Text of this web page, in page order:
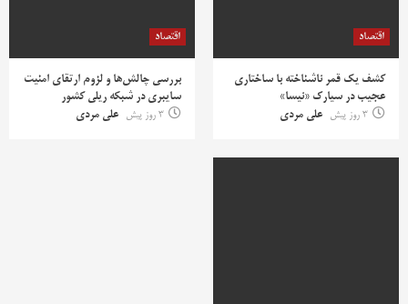
اقتصاد
کشف یک قمر ناشناخته با ساختاری
عجیب در سیارک «نیسا»
3 روز پیش
علی مردی
اقتصاد
بررسی چالش‌ها و لزوم ارتقای امنیت
سایبری در شبکه ریلی کشور
3 روز پیش
علی مردی